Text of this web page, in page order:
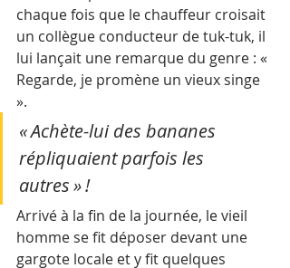
chaque fois que le chauffeur croisait
un collègue conducteur de tuk-tuk, il
lui lançait une remarque du genre : «
Regarde, je promène un vieux singe
».
« Achète-lui des bananes
répliquaient parfois les
autres » !
Arrivé à la fin de la journée, le vieil
homme se fit déposer devant une
gargote locale et y fit quelques